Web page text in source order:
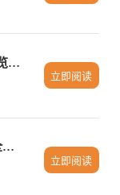
Chrome浏览器下载及浏览器快捷键配置教程
立即阅读
Google浏览器快捷键大全使用技巧教程
立即阅读